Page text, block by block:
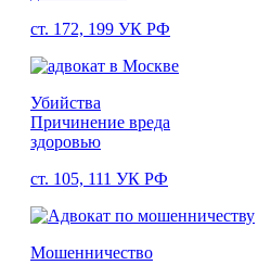
ст. 172, 199 УК РФ
Убийства
Причинение вреда
здоровью
ст. 105, 111 УК РФ
Мошенничество